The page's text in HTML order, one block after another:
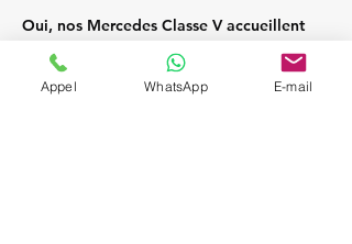
Oui, nos Mercedes Classe V accueillent
jusqu’à 7 passagers et leurs bagages.
Appel WhatsApp E-mail